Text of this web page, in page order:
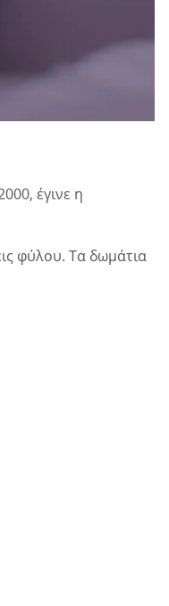
έγινε η
φύλου. Τα δωμάτια